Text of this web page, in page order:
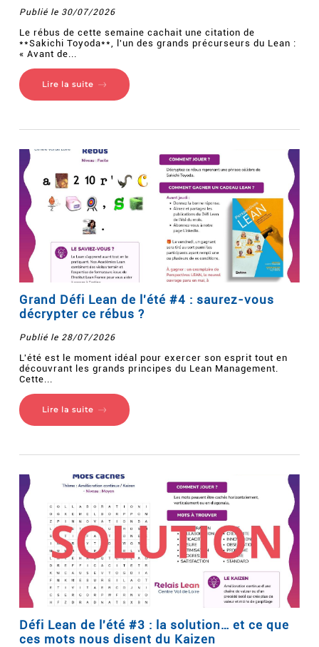
Publié le 30/07/2026
Le rébus de cette semaine cachait une citation de
**Sakichi Toyoda**, l'un des grands précurseurs du Lean :
« Avant de...
Lire la suite
Grand Défi Lean de l'été #4 : saurez-vous
décrypter ce rébus ?
Publié le 28/07/2026
L'été est le moment idéal pour exercer son esprit tout en
découvrant les grands principes du Lean Management.
Cette...
Lire la suite
Défi Lean de l'été #3 : la solution… et ce que
ces mots nous disent du Kaizen